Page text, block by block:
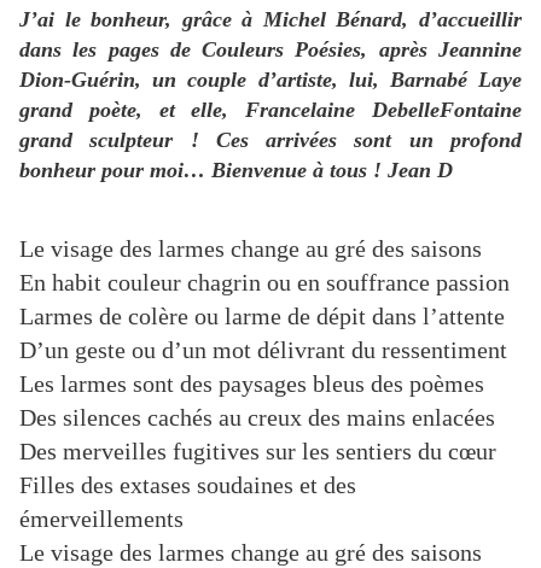
J’ai le bonheur, grâce à Michel Bénard, d’accueillir
dans les pages de Couleurs Poésies, après Jeannine
Dion-Guérin, un couple d’artiste, lui, Barnabé Laye
grand poète, et elle, Francelaine DebelleFontaine
grand sculpteur ! Ces arrivées sont un profond
bonheur pour moi… Bienvenue à tous ! Jean D
Le visage des larmes change au gré des saisons
En habit couleur chagrin ou en souffrance passion
Larmes de colère ou larme de dépit dans l’attente
D’un geste ou d’un mot délivrant du ressentiment
Les larmes sont des paysages bleus des poèmes
Des silences cachés au creux des mains enlacées
Des merveilles fugitives sur les sentiers du cœur
Filles des extases soudaines et des
émerveillements
Le visage des larmes change au gré des saisons